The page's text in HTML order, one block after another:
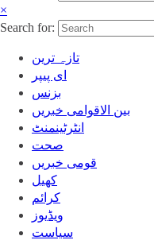
×
Search for:
تازہ ترین
ای پیپر
بزنس
بین الاقوامی خبریں
انٹرٹینمنٹ
صحت
قومی خبریں
کھیل
‎کرائم
ویڈیوز
سیاست